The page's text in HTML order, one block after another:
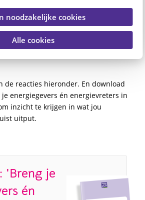
noodzakelijke cookies
Alle cookies
je energiegevers én
van op het
de reacties hieronder. En download
energiegevers én energievreters in
inzicht te krijgen in wat jou
uitput.
'Breng je
én